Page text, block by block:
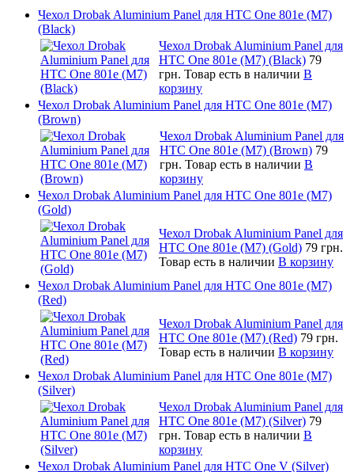
Чехол Drobak Aluminium Panel для HTC One 801e (M7)
(Black)
Чехол Drobak Aluminium Panel для
HTC One 801e (M7) (Black) 79
грн. Товар есть в наличии В
корзину
Чехол Drobak Aluminium Panel для HTC One 801e (M7)
(Brown)
Чехол Drobak Aluminium Panel для
HTC One 801e (M7) (Brown) 79
грн. Товар есть в наличии В
корзину
Чехол Drobak Aluminium Panel для HTC One 801e (M7)
(Gold)
Чехол Drobak Aluminium Panel для
HTC One 801e (M7) (Gold) 79 грн.
Товар есть в наличии В корзину
Чехол Drobak Aluminium Panel для HTC One 801e (M7)
(Red)
Чехол Drobak Aluminium Panel для
HTC One 801e (M7) (Red) 79 грн.
Товар есть в наличии В корзину
Чехол Drobak Aluminium Panel для HTC One 801e (M7)
(Silver)
Чехол Drobak Aluminium Panel для
HTC One 801e (M7) (Silver) 79
грн. Товар есть в наличии В
корзину
Чехол Drobak Aluminium Panel для HTC One V (Silver)